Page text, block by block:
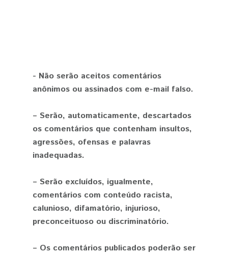
- Não serão aceitos comentários
anônimos ou assinados com e-mail falso.
– Serão, automaticamente, descartados
os comentários que contenham insultos,
agressões, ofensas e palavras
inadequadas.
– Serão excluídos, igualmente,
comentários com conteúdo racista,
calunioso, difamatório, injurioso,
preconceituoso ou discriminatório.
– Os comentários publicados poderão ser